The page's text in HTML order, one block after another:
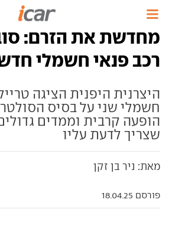
מחדשת את הזרם:
רכב פנאי חשמלי
היצרנית היפנית הציגה
חשמלי שני על בסיס
הופעה קרבית וממדים
שצריך לדעת עליו
מאת: ניר בן זקן
פורסם 18.04.25